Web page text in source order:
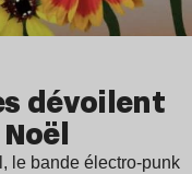
dévoilent
le bande électro-punk